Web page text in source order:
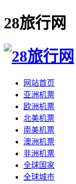
28旅行网
网站首页
亚洲机票
欧洲机票
北美机票
南美机票
澳洲机票
非洲机票
全球国家
全球城市